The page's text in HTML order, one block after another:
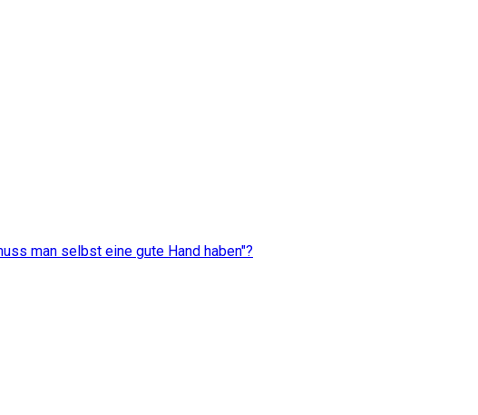
man selbst eine gute Hand haben"?